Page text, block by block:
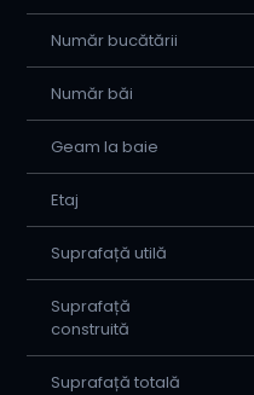
Număr bucătării
Număr băi
Geam la baie
Etaj
Suprafață utilă
Suprafață
construită
Suprafață totală